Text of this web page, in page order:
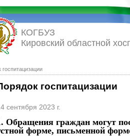
госпитацизации
КОГБУЗ
Кировский областной
госпитацизации
сентября 2023 г.
Обращения граждан могут
форме, письменной